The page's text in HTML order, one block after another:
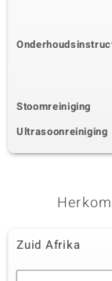
Stoomreiniging
Ultrasoonreiniging
Zuid Afrika